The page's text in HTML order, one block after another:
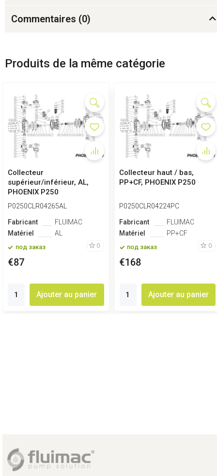
Commentaires (0)
Produits de la même catégorie
Collecteur
supérieur/inférieur, AL,
PHOENIX P250
P0250CLR04265AL
Fabricant
FLUIMAC
Matériel
AL
под заказ 0
€87
Ajouter au panier
Collecteur haut / bas,
PP+CF, PHOENIX P250
P0250CLR04224PC
Fabricant
FLUIMAC
Matériel
PP+CF
под заказ 0
€168
Ajouter au panier